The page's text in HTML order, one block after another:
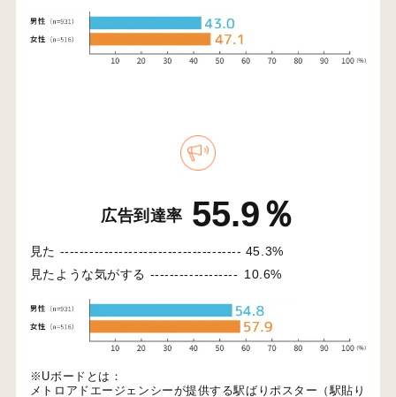
広告到達率 55.9％
見た ------------------------------------- 45.3%
見たような気がする ------------------ 10.6%
※Uボードとは：
メトロアドエージェンシーが提供する駅ばりポスター（駅貼り